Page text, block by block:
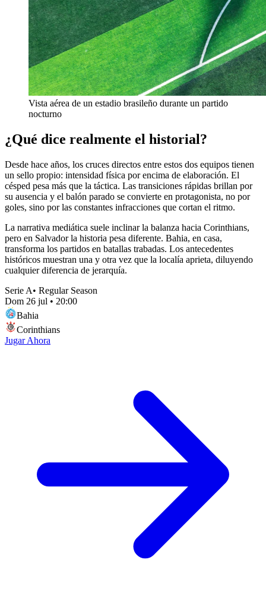
Vista aérea de un estadio brasileño durante un partido
nocturno
¿Qué dice realmente el historial?
Desde hace años, los cruces directos entre estos dos equipos tienen
un sello propio: intensidad física por encima de elaboración. El
césped pesa más que la táctica. Las transiciones rápidas brillan por
su ausencia y el balón parado se convierte en protagonista, no por
goles, sino por las constantes infracciones que cortan el ritmo.
La narrativa mediática suele inclinar la balanza hacia Corinthians,
pero en Salvador la historia pesa diferente. Bahia, en casa,
transforma los partidos en batallas trabadas. Los antecedentes
históricos muestran una y otra vez que la localía aprieta, diluyendo
cualquier diferencia de jerarquía.
Serie A• Regular Season
Dom 26 jul • 20:00
Bahia
Corinthians
Jugar Ahora